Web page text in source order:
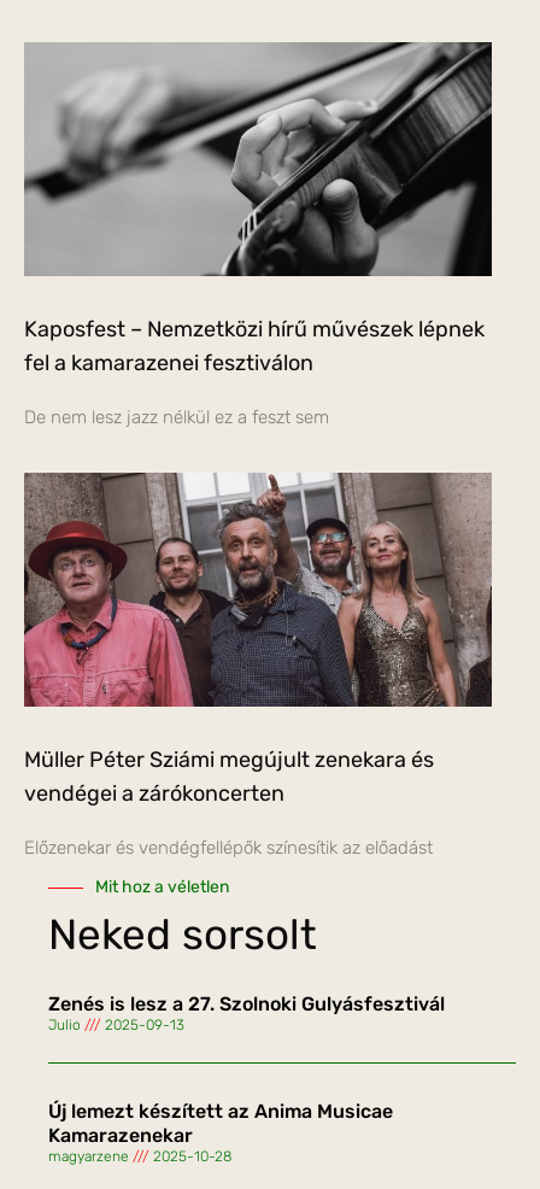
Kaposfest – Nemzetközi hírű művészek lépnek
fel a kamarazenei fesztiválon
De nem lesz jazz nélkül ez a feszt sem
Müller Péter Sziámi megújult zenekara és
vendégei a zárókoncerten
Előzenekar és vendégfellépők színesítik az előadást
Mit hoz a véletlen
Neked sorsolt
Zenés is lesz a 27. Szolnoki Gulyásfesztivál
Julio 2025-09-13
Új lemezt készített az Anima Musicae
Kamarazenekar
magyarzene 2025-10-28